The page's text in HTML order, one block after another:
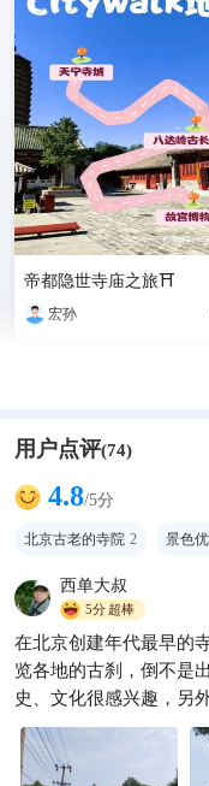
帝都隐世寺庙之旅⛩
宏孙
用户点评(74)
4.8/5分
北京古老的寺院 2 景色
西单大叔
5分超棒
在北京创建年代最早的寺院中求
览各地的古刹，倒不是
史、文化很感兴趣，另
人；不过今天来天宁
的。都说在北京求事业
就是天宁寺，不过卧佛